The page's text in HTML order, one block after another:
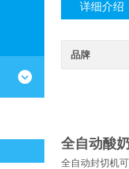
详细介绍
品牌
全自动酸
全自动封切机